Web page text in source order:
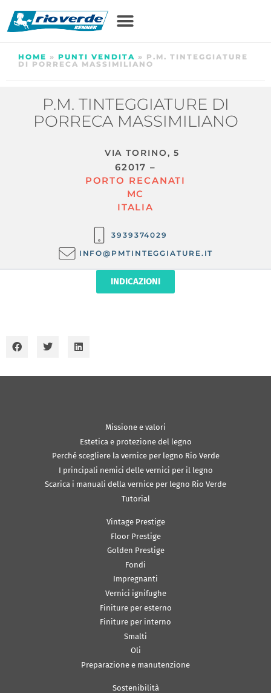
HOME » PUNTI VENDITA » P.M. TINTEGGIATURE
DI PORRECA MASSIMILIANO
P.M. TINTEGGIATURE DI
PORRECA MASSIMILIANO
VIA TORINO, 5
62017 –
PORTO RECANATI
MC
ITALIA
3939374029
INFO@PMTINTEGGIATURE.IT
INDICAZIONI
Missione e valori
Estetica e protezione del legno
Perché scegliere la vernice per legno Rio Verde
I principali nemici delle vernici per il legno
Scarica i manuali della vernice per legno Rio Verde
Tutorial
Vintage Prestige
Floor Prestige
Golden Prestige
Fondi
Impregnanti
Vernici ignifughe
Finiture per esterno
Finiture per interno
Smalti
Oli
Preparazione e manutenzione
Sostenibilità